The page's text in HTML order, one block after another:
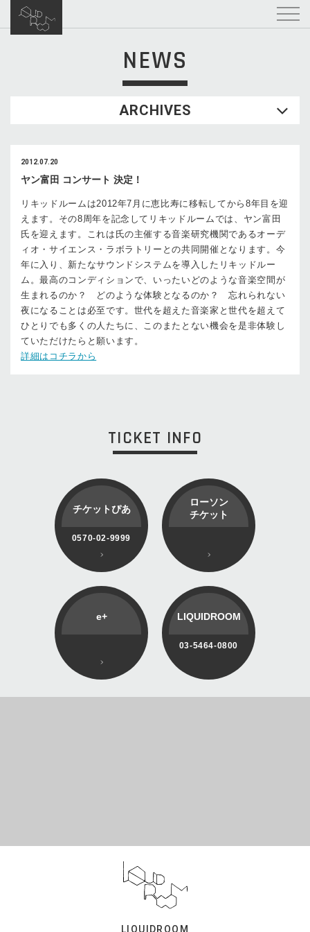
NEWS
ARCHIVES
2012.07.20
ヤン富田 コンサート 決定！
リキッドルームは2012年7月に恵比寿に移転してから8年目を迎
えます。その8周年を記念してリキッドルームでは、ヤン富田
氏を迎えます。これは氏の主催する音楽研究機関であるオーデ
ィオ・サイエンス・ラボラトリーとの共同開催となります。今
年に入り、新たなサウンドシステムを導入したリキッドルー
ム。最高のコンディションで、いったいどのような音楽空間が
生まれるのか？ どのような体験となるのか？ 忘れられない
夜になることは必至です。世代を超えた音楽家と世代を超えて
ひとりでも多くの人たちに、このまたとない機会を是非体験し
ていただけたらと願います。
詳細はコチラから
TICKET INFO
チケットぴあ
0570-02-9999
ローソン
チケット
e+ LIQUIDROOM
03-5464-0800
LIQUIDROOM